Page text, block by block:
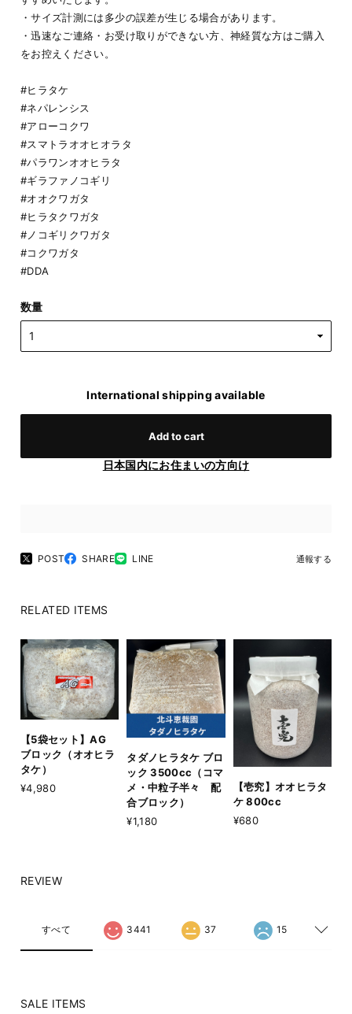
・サイズ計測には多少の誤差が生じる場合があります。
・迅速なご連絡・お受け取りができない方、神経質な方はご購入
をお控えください。
#ヒラタケ
#ネパレンシス
#アローコクワ
#スマトラオオヒオラタ
#パラワンオオヒラタ
#ギラファノコギリ
#オオクワガタ
#ヒラタクワガタ
#ノコギリクワガタ
#コクワガタ
#DDA
数量
International shipping available
Add to cart
日本国内にお住まいの方向け
POST SHARE LINE 通報する
RELATED ITEMS
【5袋セット】AG
ブロック（オオヒラ
タケ）
¥4,980
タダノヒラタケ ブロ
ック 3500cc（コマ
メ・中粒子半々 配
合ブロック）
¥1,180
【壱究】オオヒラタ
ケ 800cc
¥680
REVIEW
すべて 3441 37 15
SALE ITEMS